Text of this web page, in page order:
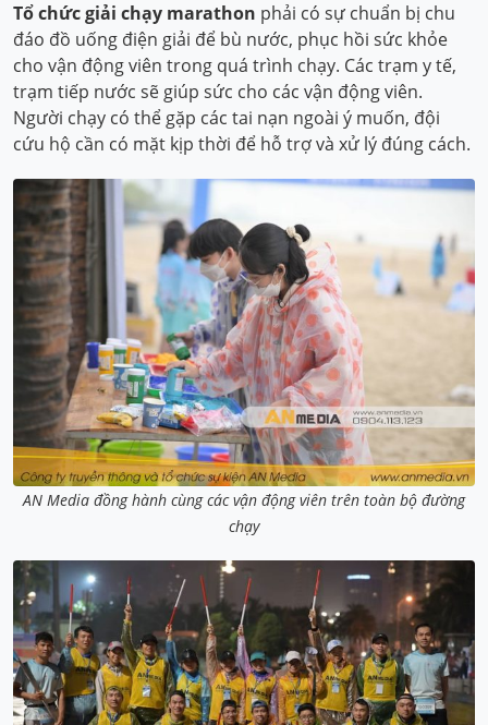
Tổ chức giải chạy marathon phải có sự chuẩn bị chu
đáo đồ uống điện giải để bù nước, phục hồi sức khỏe
cho vận động viên trong quá trình chạy. Các trạm y tế,
trạm tiếp nước sẽ giúp sức cho các vận động viên.
Người chạy có thể gặp các tai nạn ngoài ý muốn, đội
cứu hộ cần có mặt kịp thời để hỗ trợ và xử lý đúng cách.
AN Media đồng hành cùng các vận động viên trên toàn bộ đường
chạy